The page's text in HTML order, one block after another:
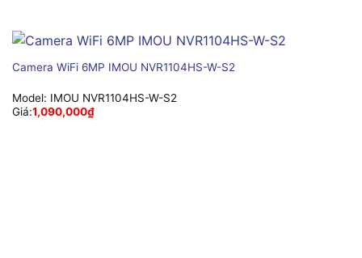
Camera WiFi 6MP IMOU NVR1104HS-W-S2
Model: IMOU NVR1104HS-W-S2
Giá:1,090,000₫